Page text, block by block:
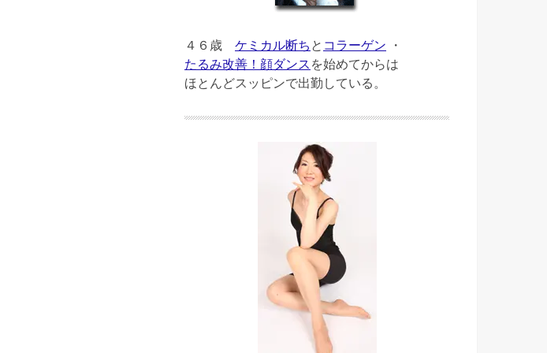
４６歳 ケミカル断ち と コラーゲン ・
たるみ改善！顔ダンス を始めてからは
ほとんどスッピンで出勤している。